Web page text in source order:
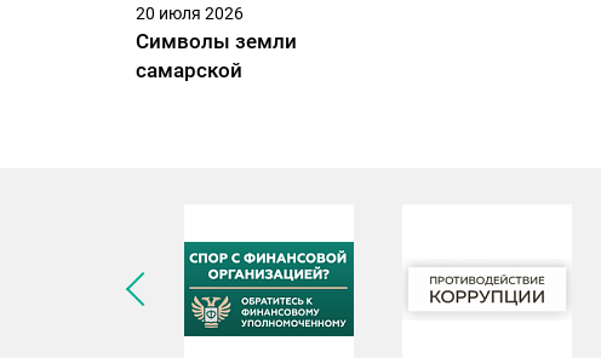
20 июля 2026
Символы земли
самарской